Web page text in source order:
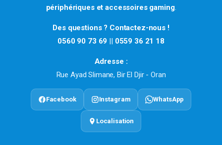
périphériques et accessoires gaming.
Des questions ? Contactez-nous !
0560 90 73 69 || 0559 36 21 18
Adresse :
Rue Ayad Slimane, Bir El Djir - Oran
Facebook Instagram WhatsApp
Localisation